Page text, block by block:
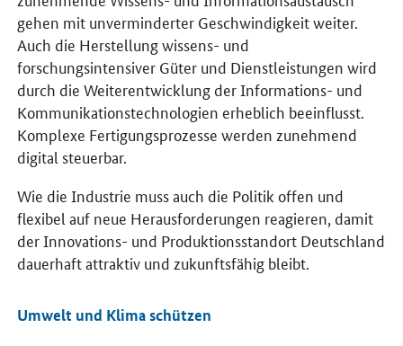
gehen mit unverminderter Geschwindigkeit weiter.
Auch die Herstellung wissens- und
forschungsintensiver Güter und Dienstleistungen wird
durch die Weiterentwicklung der Informations- und
Kommunikationstechnologien erheblich beeinflusst.
Komplexe Fertigungsprozesse werden zunehmend
digital steuerbar.
Wie die Industrie muss auch die Politik offen und
flexibel auf neue Herausforderungen reagieren, damit
der Innovations- und Produktionsstandort Deutschland
dauerhaft attraktiv und zukunftsfähig bleibt.
Umwelt und Klima schützen